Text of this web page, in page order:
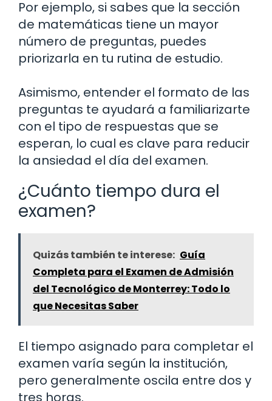
Por ejemplo, si sabes que la sección
de matemáticas tiene un mayor
número de preguntas, puedes
priorizarla en tu rutina de estudio.
Asimismo, entender el formato de las
preguntas te ayudará a familiarizarte
con el tipo de respuestas que se
esperan, lo cual es clave para reducir
la ansiedad el día del examen.
¿Cuánto tiempo dura el
examen?
Quizás también te interese: Guía
Completa para el Examen de Admisión
del Tecnológico de Monterrey: Todo lo
que Necesitas Saber
El tiempo asignado para completar el
examen varía según la institución,
pero generalmente oscila entre dos y
tres horas.